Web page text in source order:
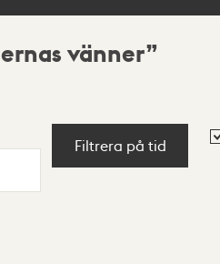
vänner
Filtrera på tid